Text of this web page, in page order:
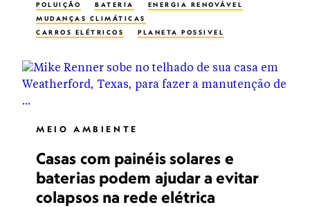
POLUIÇÃO BATERIA
ENERGIA RENOVÁVEL
MUDANÇAS CLIMÁTICAS
CARROS ELÉTRICOS
PLANETA POSSIVEL
MEIO AMBIENTE
Casas com painéis solares e
baterias podem ajudar a evitar
colapsos na rede elétrica